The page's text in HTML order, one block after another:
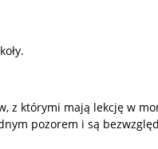
z którymi mają lekcję w
pozorem i są